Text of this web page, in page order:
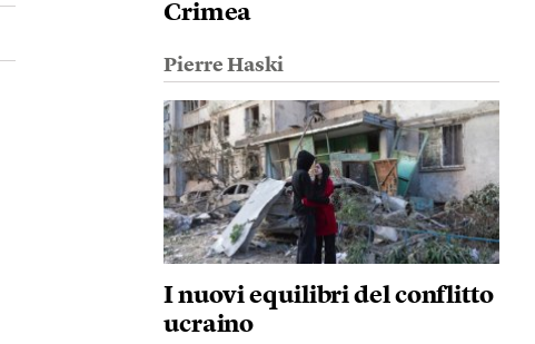
Crimea
Pierre Haski
I nuovi equilibri del conflitto
ucraino